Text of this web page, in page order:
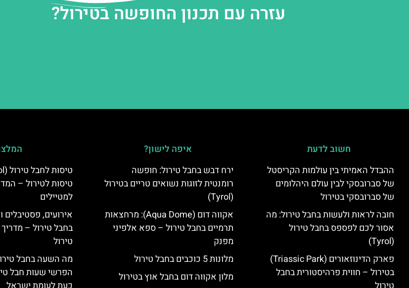
עזרה עם תכנון החופשה בטירול?
חשוב לדעת
ההבדל האמיתי בין עולמות הקריסטל
של סברובסקי לבין עולם היהלומים
של סברובסקי בטירול
חובה לראות ולעשות בחבל טירול: מה
אסור לכם לפספס בחבל טירול
(Tyrol)
פארק הדינוזאורים (Triassic Park)
בטירול – חווית פרהיסטורית בחבל
איפה לישון?
ירח דבש בחבל טירול: חופשה
רומנטית לזוגות נשואים טריים בטירול
(Tyrol)
אקווה דום (Aqua Dome): מרחצאות
תרמיים בחבל טירול – ספא אלפיני
מפנק
מלונות 5 כוכבים בחבל טירול
מלון אקווה דום בחבל אוץ בטירול
טיסות לטירול –
למטיילים
אירועים, פסטיבלים
בחבל טירול –
טירול
מה השעה בחבל
הפרשי שעות חבל